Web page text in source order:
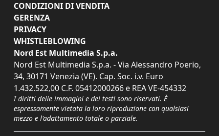
CONDIZIONI DI VENDITA
GERENZA
PRIVACY
WHISTLEBLOWING
Nord Est Multimedia S.p.a.
Nord Est Multimedia S.p.a. - Via Alessandro Poerio,
34, 30171 Venezia (VE). Cap. Soc. i.v. Euro
1.432.522,00 C.F. 05412000266 e REA VE-454332
I diritti delle immagini e dei testi sono riservati. È
espressamente vietata la loro riproduzione con qualsiasi
mezzo e l'adattamento totale o parziale.